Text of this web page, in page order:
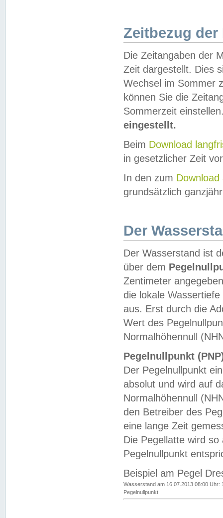
Zeitbezug der
Die Zeitangaben der
Zeit dargestellt. Dies
Wechsel im Sommer
können Sie die
Sommerzeit
eingestellt.
Beim Download
in gesetzlicher Zeit
In den zum Download
grundsätzlich
Der
Der Wasserstand ist
über dem
Zentimeter
die lokale
aus. Erst durch die
Wert des
Normalhöhennull
Pegelnullpunkt
Der Pegelnullpunkt
absolut und wird auf
Normalhöhennull
den Betreiber des
eine lange Zeit
Die Pegellatte wird
Pegelnullpunkt
Beispiel am Pegel
Wasserstand am 16.07.2013 08:00 Uhr:
Pegelnullpunkt